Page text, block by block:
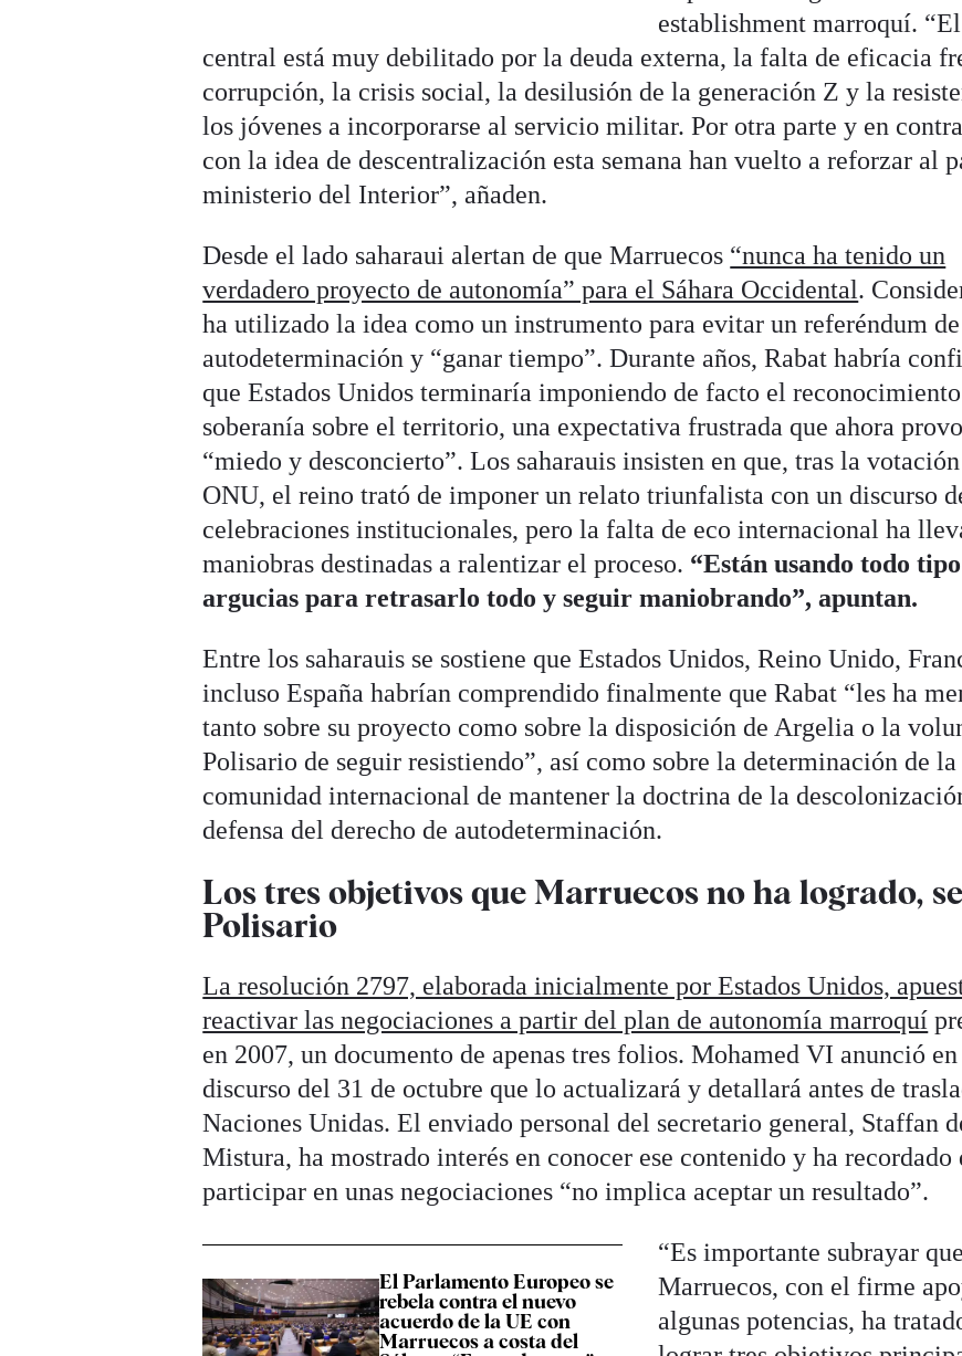
establishment marroquí.
central está muy debilitado por la deuda externa, la falta de eficacia
corrupción, la crisis social, la desilusión de la generación Z y la
los jóvenes a incorporarse al servicio militar. Por otra parte y en
con la idea de descentralización esta semana han vuelto a reforzar al
ministerio del Interior”, añaden.
Desde el lado saharaui alertan de que Marruecos “nunca ha tenido un
verdadero proyecto de autonomía” para el Sáhara Occidental.
ha utilizado la idea como un instrumento para evitar un referéndum de
autodeterminación y “ganar tiempo”. Durante años, Rabat habría
que Estados Unidos terminaría imponiendo de facto el reconocimiento
soberanía sobre el territorio, una expectativa frustrada que ahora
“miedo y desconcierto”. Los saharauis insisten en que, tras la
ONU, el reino trató de imponer un relato triunfalista con un discurso
celebraciones institucionales, pero la falta de eco internacional ha
maniobras destinadas a ralentizar el proceso. “Están usando todo
argucias para retrasarlo todo y seguir maniobrando”, apuntan.
Entre los saharauis se sostiene que Estados Unidos, Reino Unido,
incluso España habrían comprendido finalmente que Rabat “les ha
tanto sobre su proyecto como sobre la disposición de Argelia o la
Polisario de seguir resistiendo”, así como sobre la determinación de la
comunidad internacional de mantener la doctrina de la
defensa del derecho de autodeterminación.
Los tres objetivos que Marruecos no ha logrado,
Polisario
La resolución 2797, elaborada inicialmente por Estados Unidos,
reactivar las negociaciones a partir del plan de autonomía marroquí
en 2007, un documento de apenas tres folios. Mohamed VI anunció en
discurso del 31 de octubre que lo actualizará y detallará antes de
Naciones Unidas. El enviado personal del secretario general, Staffan
Mistura, ha mostrado interés en conocer ese contenido y ha recordado
participar en unas negociaciones “no implica aceptar un resultado”.
El Parlamento Europeo se
rebela contra el nuevo
acuerdo de la UE con
Marruecos a costa del
“Es importante subrayar que
Marruecos, con el firme
algunas potencias, ha